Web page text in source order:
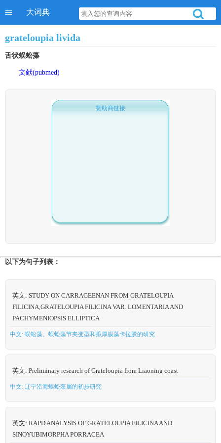
大词典
grateloupia livida
舌状蜈蚣藻
文献(pubmed)
赞助商链接
以下为句子列表：
英文: STUDY ON CARRAGEENAN FROM GRATELOUPIA
FILICINA,GRATELOUPIA FILICINA VAR. LOMENTARIA AND
PACHYMENIOPSIS ELLIPTICA
中文: 蜈蚣藻、蜈蚣藻节夹变型和拟厚膜藻卡拉胶的研究
英文: Preliminary research of Grateloupia from Liaoning coast
中文: 辽宁沿海蜈蚣藻属的初步研究
英文: RAPD ANALYSIS OF GRATELOUPIA FILICINA AND
SINOYUBIMORPHA PORRACEA